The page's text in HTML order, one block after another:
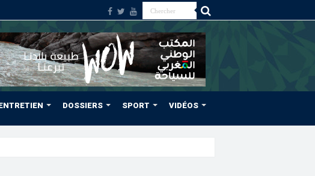
DOSSIERS SPORT VIDÉOS